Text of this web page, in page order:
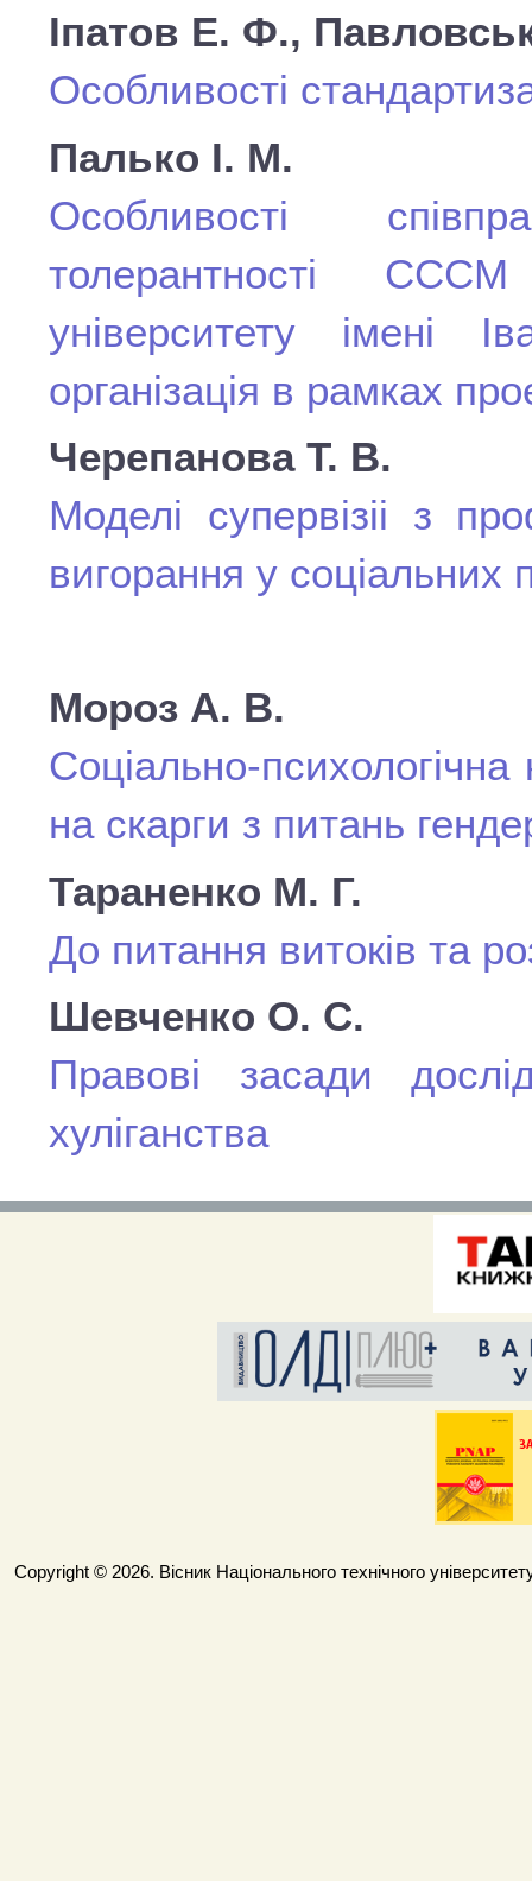
Іпатов Е. Ф.,
Особливості
Палько І. М.
Особливості
толерантності
університету імені
організація в рамках
Черепанова Т. В.
Моделі супервізіі з
вигорання у соціальних
Мороз А. В.
Соціально-
на скарги з питань
Тараненко М. Г.
До питання витоків та
Шевченко О. С.
Правові засади
хуліганства
Copyright © 2026. Вісник Національного технічного